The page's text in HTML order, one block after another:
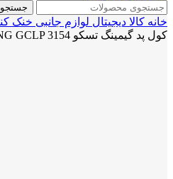
جستجو
خانه کالا دیجیتال لوازم جانبی خنک
کول پد گیمینگ تسکو TSCO Cooling Pad GAMING GCLP 3154